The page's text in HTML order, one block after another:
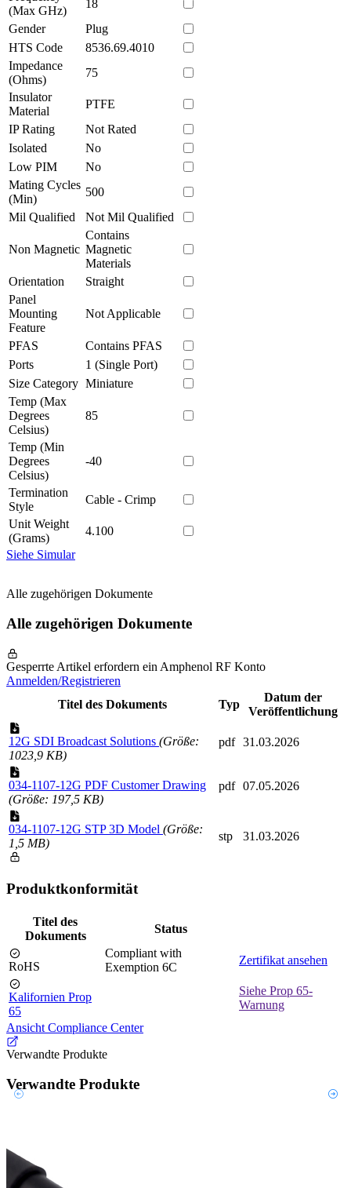
(Max GHz)
18
Gender
Plug
HTS Code
8536.69.4010
Impedance
(Ohms)
75
Insulator
Material
PTFE
IP Rating
Not Rated
Isolated
No
Low PIM
No
Mating Cycles
(Min)
500
Mil Qualified
Not Mil Qualified
Non Magnetic
Contains
Magnetic
Materials
Orientation
Straight
Panel
Mounting
Feature
Not Applicable
PFAS
Contains PFAS
Ports
1 (Single Port)
Size Category Miniature
Temp (Max
Degrees
Celsius)
85
Temp (Min
Degrees
Celsius)
-40
Termination
Style
Cable - Crimp
Unit Weight
(Grams)
4.100
Siehe Simular
Alle zugehörigen Dokumente
Alle zugehörigen Dokumente
Gesperrte Artikel erfordern ein Amphenol RF Konto
Anmelden/Registrieren
Titel des Dokuments
Typ
Datum der
Veröffentlichung
12G SDI Broadcast Solutions (Größe:
1023,9 KB)
pdf 31.03.2026
034-1107-12G PDF Customer Drawing
(Größe: 197,5 KB)
pdf 07.05.2026
034-1107-12G STP 3D Model (Größe:
1,5 MB)
stp 31.03.2026
Produktkonformität
Titel des
Dokuments
Status
RoHS
Compliant with
Exemption 6C
Zertifikat ansehen
Kalifornien Prop
65
Siehe Prop 65-
Warnung
Ansicht Compliance Center
Verwandte Produkte
Verwandte Produkte